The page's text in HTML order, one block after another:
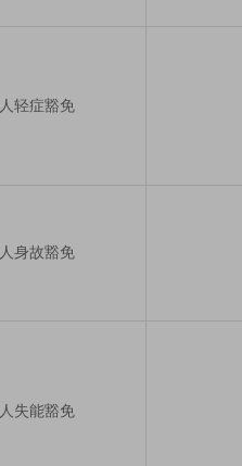
轻症豁免
身故豁免
失能豁免